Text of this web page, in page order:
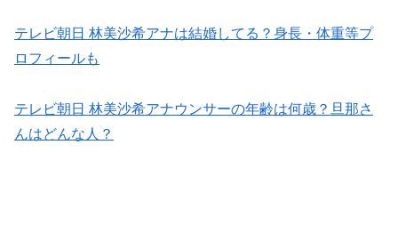
テレビ朝日 林美沙希アナは結婚してる？身長・体重等プ
ロフィールも
テレビ朝日 林美沙希アナウンサーの年齢は何歳？旦那さ
んはどんな人？